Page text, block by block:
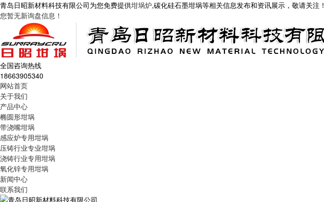
青岛日昭新材料科技有限公司为您免费提供坩埚炉,碳化硅石墨坩埚等相关信息发布和资讯展示，敬请关注！
您暂无新询盘信息！
全国咨询热线
18663905340
网站首页
关于我们
产品中心
椭圆形坩埚
带浇嘴坩埚
感应炉专用坩埚
压铸行业专业坩埚
浇铸行业专用坩埚
氧化锌专用坩埚
新闻中心
联系我们